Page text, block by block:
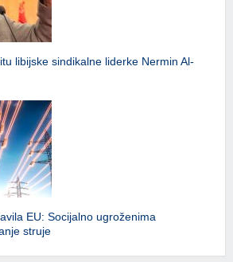
libijske sindikalne liderke Nermin Al-
EU: Socijalno ugroženima
struje